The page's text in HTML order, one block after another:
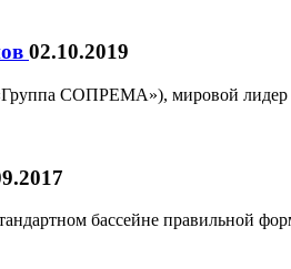
02.10.2019
СОПРЕМА»), мировой лидер
бассейне правильной